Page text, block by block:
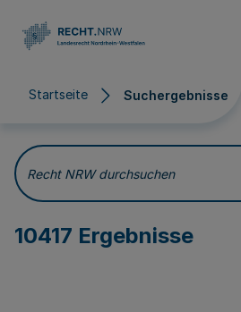
Startseite Suchergebnisse
Suchergebnisse
Recht NRW durchsuchen
10417 Ergebnisse